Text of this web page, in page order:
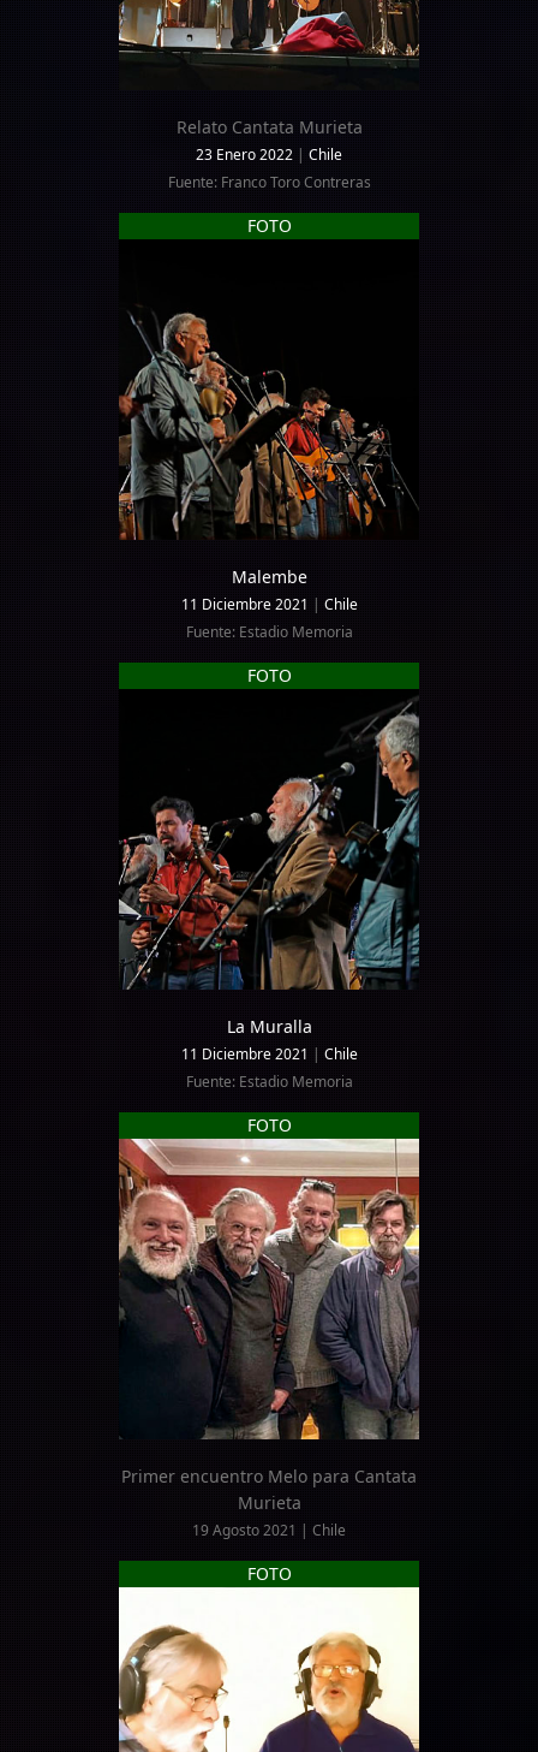
Relato Cantata Murieta
23 Enero 2022 | Chile
Fuente: Franco Toro Contreras
FOTO
Malembe
11 Diciembre 2021 | Chile
Fuente: Estadio Memoria
FOTO
La Muralla
11 Diciembre 2021 | Chile
Fuente: Estadio Memoria
FOTO
Primer encuentro Melo para Cantata
Murieta
19 Agosto 2021 | Chile
FOTO